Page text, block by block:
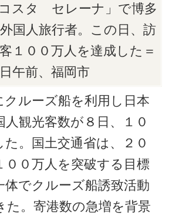
スタ セレーナ」で博多
国人旅行者。この日、訪
１００万人を達成した＝
午前、福岡市
ルーズ船を利用し日本
人観光客数が８日、１０
た。国土交通省は、２０
００万人を突破する目標
体でクルーズ船誘致活動
た。寄港数の急増を背景